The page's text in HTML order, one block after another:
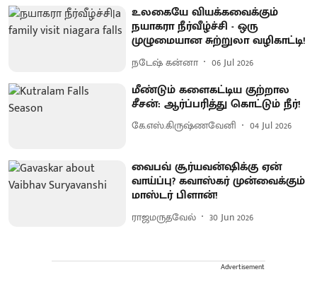
உலகையே வியக்கவைக்கும்
நயாகரா நீர்வீழ்ச்சி - ஒரு
முழுமையான சுற்றுலா வழிகாட்டி!
நடேஷ் கன்னா 06 Jul 2026
மீண்டும் களைகட்டிய குற்றால
சீசன்: ஆர்ப்பரித்து கொட்டும் நீர்!
கே.எஸ்.கிருஷ்ணவேனி 04 Jul 2026
வைபவ் சூர்யவன்ஷிக்கு ஏன்
வாய்ப்பு? கவாஸ்கர் முன்வைக்கும்
மாஸ்டர் பிளான்!
ராஜமருதவேல் 30 Jun 2026
Advertisement